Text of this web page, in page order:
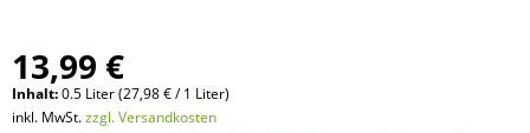
13,99 €
Inhalt:0.5 Liter (27,98 € / 1 Liter)
inkl. MwSt.zzgl. Versandkosten